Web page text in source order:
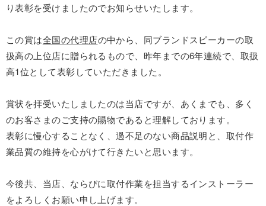
り表彰を受けましたのでお知らせいたします。
この賞は全国の代理店の中から、同ブランドスピーカーの取
扱高の上位店に贈られるもので、昨年までの6年連続で、取扱
高1位として表彰していただきました。
賞状を拝受いたしましたのは当店ですが、あくまでも、多く
のお客さまのご支持の賜物であると理解しております。
表彰に慢心することなく、過不足のない商品説明と、取付作
業品質の維持を心がけて行きたいと思います。
今後共、当店、ならびに取付作業を担当するインストーラー
をよろしくお願い申し上げます。